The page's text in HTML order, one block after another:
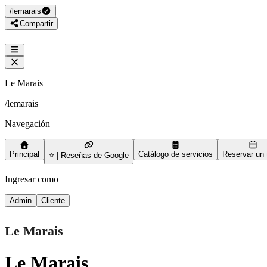
/ lemarais
Compartir
Le Marais
/lemarais
Navegación
Principal ⭐ | Reseñas de Google Catálogo de servicios Reservar un
Ingresar como
Admin Cliente
Le Marais
Le Marais